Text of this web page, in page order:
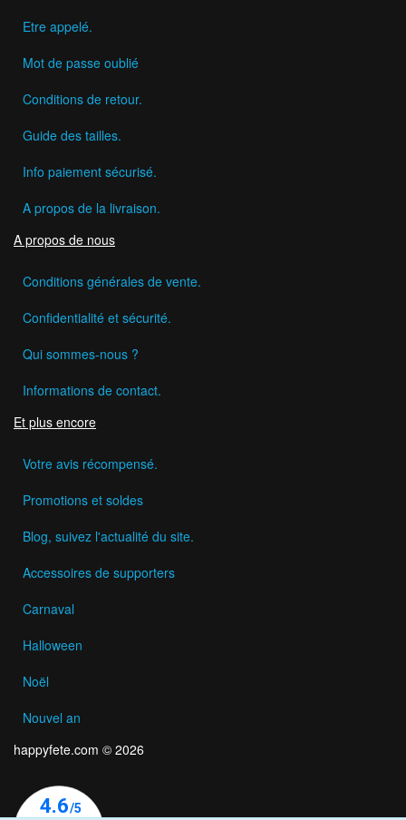
Etre appelé.
Mot de passe oublié
Conditions de retour.
Guide des tailles.
Info paiement sécurisé.
A propos de la livraison.
A propos de nous
Conditions générales de vente.
Confidentialité et sécurité.
Qui sommes-nous ?
Informations de contact.
Et plus encore
Votre avis récompensé.
Promotions et soldes
Blog, suivez l'actualité du site.
Accessoires de supporters
Carnaval
Halloween
Noël
Nouvel an
happyfete.com © 2026